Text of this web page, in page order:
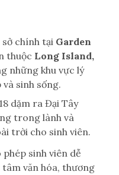
chính tại Garden
thuộc Long Island,
những khu vực lý
sinh sống.
dặm ra Đại Tây
trong lành và
trời cho sinh viên.
sinh viên dễ
văn hóa, thương